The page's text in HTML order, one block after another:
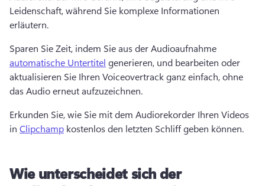
Leidenschaft, während Sie komplexe Informationen
erläutern.
Sparen Sie Zeit, indem Sie aus der Audioaufnahme
automatische Untertitel generieren, und bearbeiten oder
aktualisieren Sie Ihren Voiceovertrack ganz einfach, ohne
das Audio erneut aufzuzeichnen.
Erkunden Sie, wie Sie mit dem Audiorekorder Ihren Videos
in Clipchamp kostenlos den letzten Schliff geben können.
Wie unterscheidet sich der